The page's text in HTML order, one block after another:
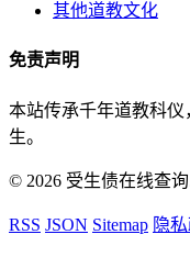
其他道教文化
免责声明
本站传承千年道教科
生。
© 2026 受生债在线查
RSS JSON Sitemap 隐